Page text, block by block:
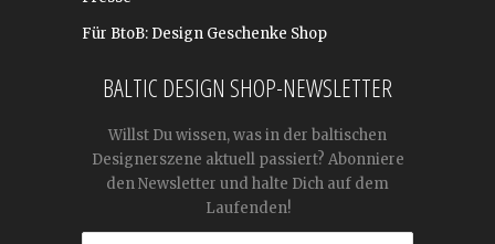
Für BtoB: Design Geschenke Shop
BALTIC DESIGN SHOP-NEWSLETTER
Willst Du wissen, was in der baltischen
Designerszene aktuell passiert? Abonniere
den Newsletter und halte Dich auf dem
Laufenden!